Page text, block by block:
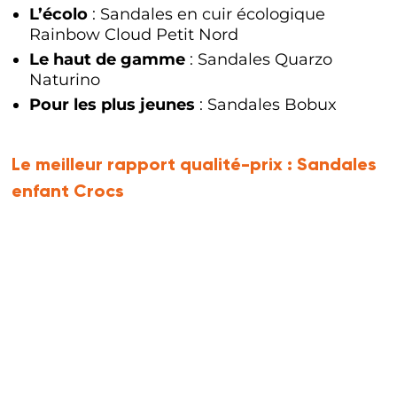
L’écolo : Sandales en cuir écologique
Rainbow Cloud Petit Nord
Le haut de gamme : Sandales Quarzo
Naturino
Pour les plus jeunes : Sandales Bobux
Le meilleur rapport qualité-prix :Sandales
enfant Crocs